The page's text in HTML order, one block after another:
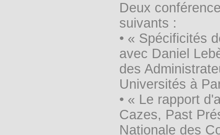
Deux
suivants :
• « Spécificités
avec Daniel
des
Universités à
• « Le rapport
Cazes, Past
Nationale des